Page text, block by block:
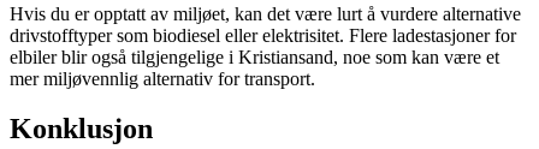
Hvis du er opptatt av miljøet, kan det være lurt å vurdere alternative
drivstofftyper som biodiesel eller elektrisitet. Flere ladestasjoner for
elbiler blir også tilgjengelige i Kristiansand, noe som kan være et
mer miljøvennlig alternativ for transport.
Konklusjon